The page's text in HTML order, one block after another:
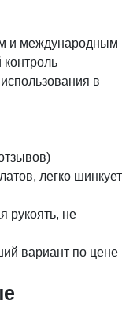
и международным
контроль
в
легко шинкует
рукоять, не
вариант по цене